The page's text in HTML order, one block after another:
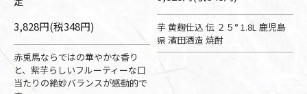
3,828円(税348円)
赤兎馬ならではの華やかな香り
と、紫芋らしいフルーティーな口
当たりの絶妙バランスが感動的で
芋 黄麹仕込 伝 ２５° 1.8L 鹿児島
県 濱田酒造 焼酎